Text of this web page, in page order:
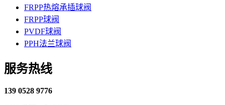
FRPP热熔承插球阀
FRPP球阀
PVDF球阀
PPH法兰球阀
服务热线
139 0528 9776